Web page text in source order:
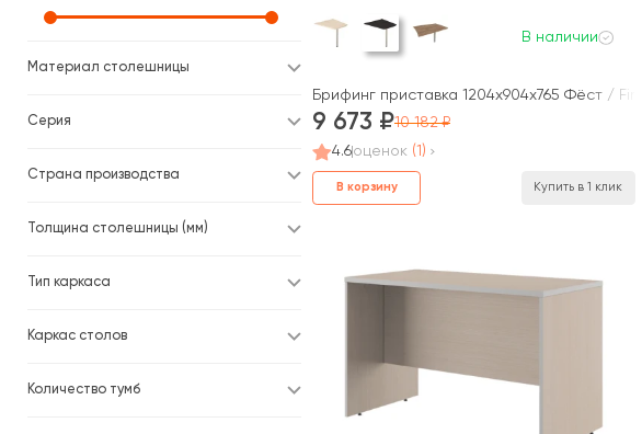
Материал столешницы
Серия
Страна производства
Толщина столешницы (мм)
Тип каркаса
Каркас столов
Количество тумб
В наличии
Брифинг приставка 1204x904x765 Фёст / First
9 673
10 182
4.6оценок (1)
В корзину Купить в 1 клик